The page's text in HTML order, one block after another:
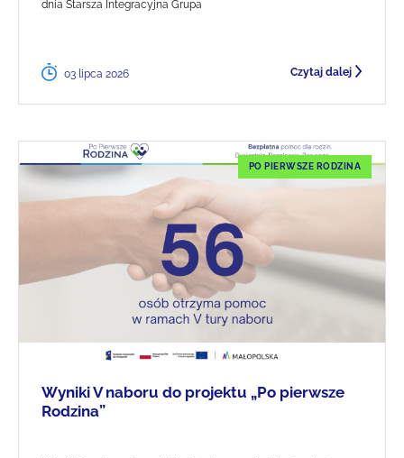
dnia Starsza Integracyjna Grupa
03 lipca 2026 Czytaj dalej
PO PIERWSZE RODZINA
Wyniki V naboru do projektu „Po pierwsze
Rodzina”